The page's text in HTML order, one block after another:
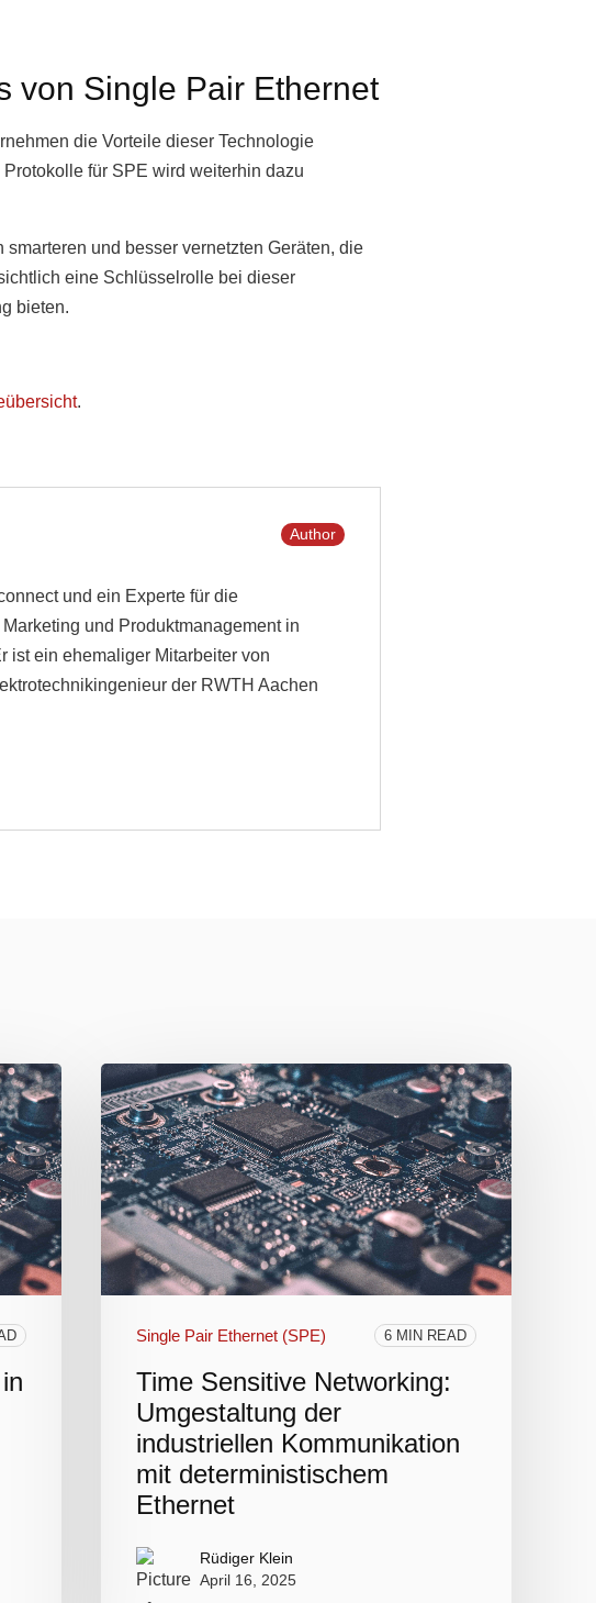
von Single Pair Ethernet
die Vorteile dieser Technologie
für SPE wird weiterhin dazu
und besser vernetzten Geräten, die
eine Schlüsselrolle bei dieser
bieten.
.
und ein Experte für die
und Produktmanagement in
ist ein ehemaliger Mitarbeiter von
der RWTH Aachen
Author
Single Pair Ethernet (SPE) 6 MIN READ
Time Sensitive Networking:
Umgestaltung der
industriellen Kommunikation
mit deterministischem
Ethernet
Rüdiger Klein
April 16, 2025